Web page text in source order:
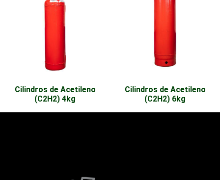
Cilindros de Acetileno
(C2H2) 4kg
Cilindros de Acetileno
(C2H2) 6kg